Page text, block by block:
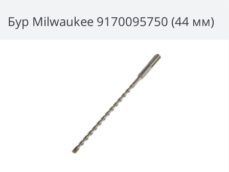
Бур Milwaukee 9170095750 (44 мм)